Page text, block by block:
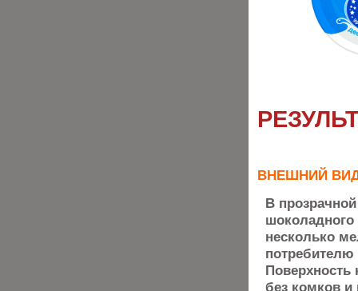
ВНЕШНИЙ
В
несколько
Поверхность
без комков и